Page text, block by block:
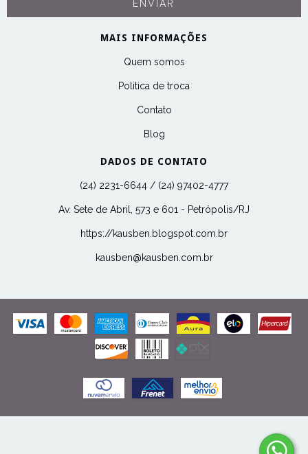
MAIS INFORMAÇÕES
Quem somos
Politica de troca
Contato
Blog
DADOS DE CONTATO
(24) 2231-6644 / (24) 97402-4777
Av. Sete de Abril, 573 e 601 - Petrópolis/RJ
https://kausben.blogspot.com.br
kausben@kausben.com.br